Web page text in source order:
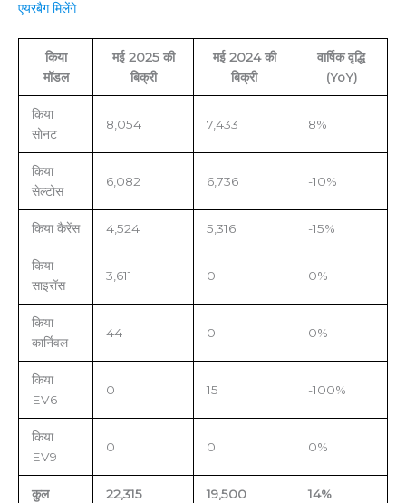
एयरबैग मिलेंगे
किया
मॉडल
मई 2025 की
बिक्री
मई 2024 की
बिक्री
वार्षिक वृद्धि
(YoY)
किया
सोनट
8,054 7,433 8%
किया
सेल्टोस
6,082 6,736 -10%
किया कैरेंस 4,524 5,316 -15%
किया
साइरॉस
3,611 0 0%
किया
कार्निवल
44 0 0%
किया
EV6
0 15 -100%
किया
EV9
0 0 0%
कुल 22,315 19,500 14%